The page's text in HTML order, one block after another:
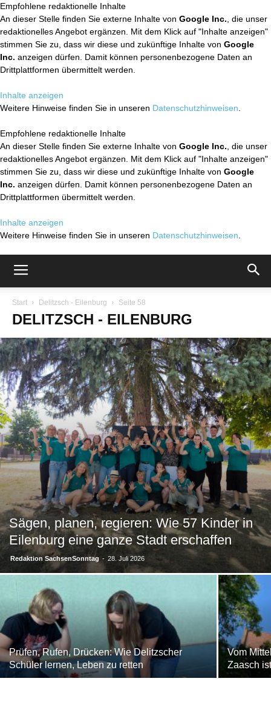
Empfohlene redaktionelle Inhalte
An dieser Stelle finden Sie externe Inhalte von Google Inc. , die unser
redaktionelles Angebot ergänzen. Mit dem Klick auf "Inhalte anzeigen"
stimmen Sie zu, dass wir diese und zukünftige Inhalte von Google
Inc. anzeigen dürfen. Damit können personenbezogene Daten an
Drittplattformen übermittelt werden.
Inhalte anzeigen
Weitere Hinweise finden Sie in unseren Datenschutzhinweisen
Empfohlene redaktionelle Inhalte
An dieser Stelle finden Sie externe Inhalte von Google Inc. , die unser
redaktionelles Angebot ergänzen. Mit dem Klick auf "Inhalte anzeigen"
stimmen Sie zu, dass wir diese und zukünftige Inhalte von Google
Inc. anzeigen dürfen. Damit können personenbezogene Daten an
Drittplattformen übermittelt werden.
Inhalte anzeigen
Weitere Hinweise finden Sie in unseren Datenschutzhinweisen
Start Delitzsch - Eilenburg Seite 58
DELITZSCH - EILENBURG
Sägen, planen, regieren: Wie 57 Kinder in
Eilenburg eine ganze Stadt erschaffen
Redaktion SachsenSonntag - 28. Juli 2026
Prüfen, Rufen, Drücken: Wie Delitzscher
Schüler lernen, Leben zu retten
Vom
Zaasch